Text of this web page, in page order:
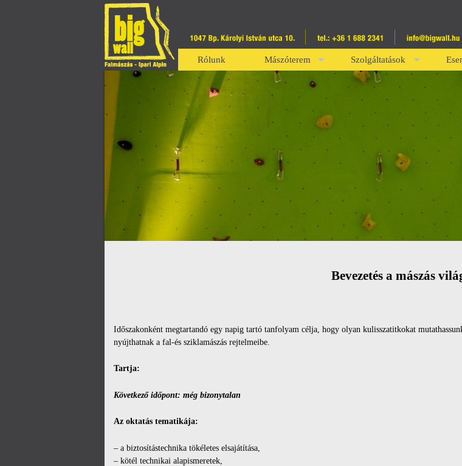
Rólunk Mászóterem Szolgáltatások
Bevezetés a mászás
Időszakonként megtartandó egy napig tartó tanfolyam célja, hogy olyan kulisszatitkokat
nyújthatnak a fal-és sziklamászás rejtelmeibe.
Tartja:
Következő időpont: még bizonytalan
Az oktatás tematikája:
– a biztosítástechnika tökéletes elsajátítása,
– kötél technikai alapismeretek,